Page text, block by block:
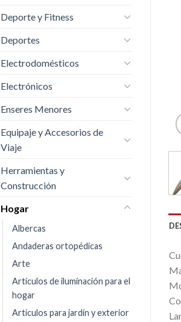
Deporte y Fitness
Deportes
Electrodomésticos
Electrónicos
Enseres Menores
Equipaje y Accesorios de
Viaje
Herramientas y
Construcción
Hogar
Albercas
Andaderas ortopédicas
Arte
Artículos de iluminación para el
hogar
Artículos para jardín y exterior